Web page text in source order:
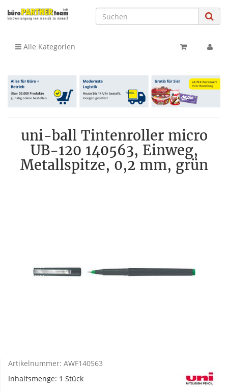
Alle Kategorien
uni-ball Tintenroller micro
UB-120 140563, Einweg,
Metallspitze, 0,2 mm, grün
Artikelnummer: AWF140563
Inhaltsmenge: 1 Stück